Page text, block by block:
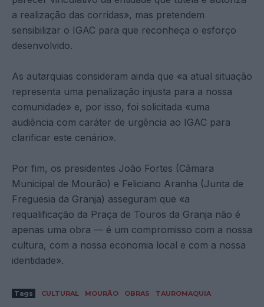
a realização das corridas», mas pretendem
sensibilizar o IGAC para que reconheça o esforço
desenvolvido.
As autarquias consideram ainda que «a atual situação
representa uma penalização injusta para a nossa
comunidade» e, por isso, foi solicitada «uma
audiência com caráter de urgência ao IGAC para
clarificar este cenário».
Por fim, os presidentes João Fortes (Câmara
Municipal de Mourão) e Feliciano Aranha (Junta de
Freguesia da Granja) asseguram que «a
requalificação da Praça de Touros da Granja não é
apenas uma obra — é um compromisso com a nossa
cultura, com a nossa economia local e com a nossa
identidade».
Tags CULTURAL MOURÃO OBRAS TAUROMAQUIA